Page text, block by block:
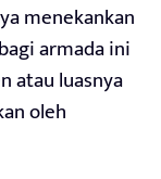
menekankan
armada ini
atau luasnya
oleh